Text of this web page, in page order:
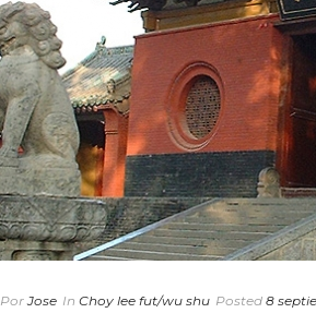
Por Jose In Choy lee fut/wu shu Posted 8